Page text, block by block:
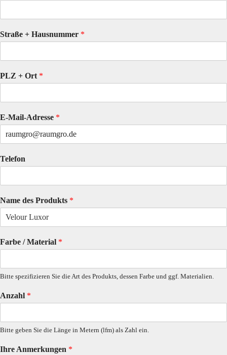
Straße + Hausnummer *
PLZ + Ort *
E-Mail-Adresse *
Telefon
Name des Produkts *
Farbe / Material *
Bitte spezifizieren Sie die Art des Produkts, dessen Farbe und ggf. Materialien.
Anzahl *
Bitte geben Sie die Länge in Metern (lfm) als Zahl ein.
Ihre Anmerkungen *